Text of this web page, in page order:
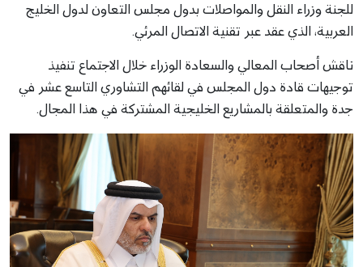
للجنة وزراء النقل والمواصلات بدول مجلس التعاون لدول الخليج
العربية، الذي عقد عبر تقنية الاتصال المرئي.
ناقش أصحاب المعالي والسعادة الوزراء خلال الاجتماع تنفيذ
توجيهات قادة دول المجلس في لقائهم التشاوري التاسع عشر في
جدة والمتعلقة بالمشاريع الخليجية المشتركة في هذا المجال.